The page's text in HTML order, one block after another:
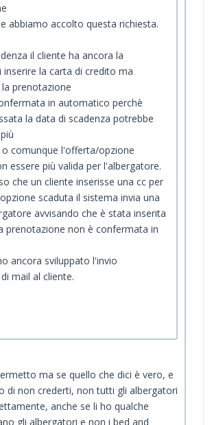
abbiamo accolto questa richiesta.
il cliente ha ancora la
inserire la carta di credito ma
prenotazione
in automatico perchè
la data di scadenza potrebbe
comunque l'offerta/opzione
essere più valida per l'albergatore.
che un cliente inserisse una cc per
scaduta il sistema invia una
avvisando che è stata inserita
prenotazione non è confermata in
ancora sviluppato l'invio
mail al cliente.
ma se quello che dici è vero, e
di non crederti, non tutti gli albergatori
anche se li ho qualche
gli albergatori e non i bed and